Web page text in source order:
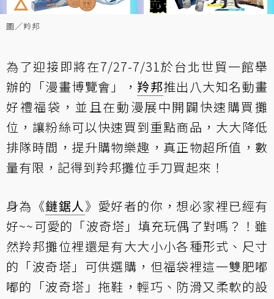
圖／羚邦
為了迎接即將在7/27-7/31於台北世貿一館舉
辦的「漫畫博覽會」， 羚邦推出八大知名動畫
好禮福袋，並且在動漫展中開闢快速購買攤
位，讓粉絲可以快速買到重點商品，大大降低
排隊時間，提升購物樂趣，真正物超所值，數
量有限，記得到羚邦攤位手刀買起來！
身為《鏈鋸人》愛好者的你，想必家裡已經有
好~~可愛的「波奇塔」填充玩偶了對嗎？！雖
然羚邦攤位裡還是有大大小小各種形式、尺寸
的「波奇塔」可供選購，但福袋裡這一雙肥嘟
嘟的「波奇塔」拖鞋，輕巧、防滑又柔軟的設